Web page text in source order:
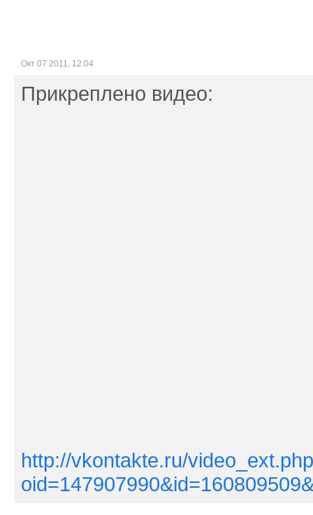
Окт 07 2011, 12:04
Прикреплено видео:
http://vkontakte.ru/